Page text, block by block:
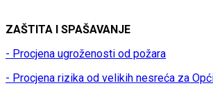
ZAŠTITA I SPAŠAVANJE
- Procjena ugroženosti od požara
- Procjena rizika od velikih nesreća za